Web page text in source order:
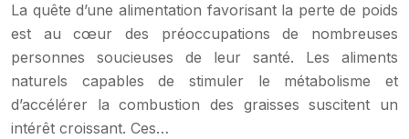
La quête d’une alimentation favorisant la perte de poids
est au cœur des préoccupations de nombreuses
personnes soucieuses de leur santé. Les aliments
naturels capables de stimuler le métabolisme et
d’accélérer la combustion des graisses suscitent un
intérêt croissant. Ces…